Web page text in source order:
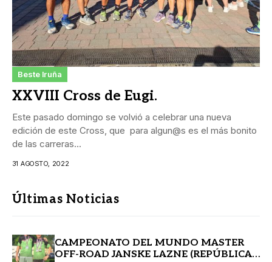
Beste Iruña
XXVIII Cross de Eugi.
Este pasado domingo se volvió a celebrar una nueva
edición de este Cross, que para algun@s es el más bonito
de las carreras...
31 AGOSTO, 2022
Últimas Noticias
CAMPEONATO DEL MUNDO MASTER
OFF-ROAD JANSKE LAZNE (REPÚBLICA